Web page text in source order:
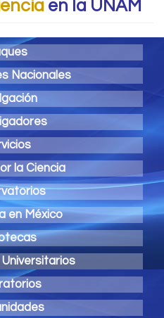
en la UNAM
Nacionales
la Ciencia
en México